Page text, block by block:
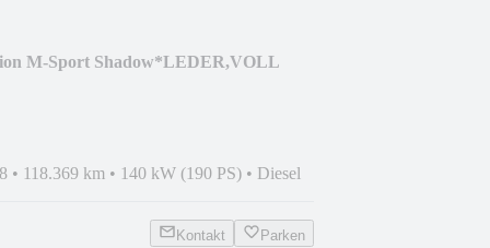
M-Sport Shadow*LEDER,VOLL
• 118.369 km • 140 kW (190 PS) • Diesel
Kontakt Parken